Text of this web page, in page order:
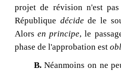
projet de révision n'est
République décidede le
Alorsen principe, le
phase de l'approbation est
B.Néanmoins on ne